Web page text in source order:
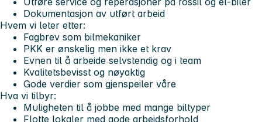
Dokumentasjon av utført arbeid
Hvem vi leter etter:
Fagbrev som bilmekaniker
PKK er ønskelig men ikke et krav
Evnen til å arbeide selvstendig og i team
Kvalitetsbevisst og nøyaktig
Gode verdier som gjenspeiler våre
Hva vi tilbyr:
Muligheten til å jobbe med mange biltyper
Flotte lokaler med gode arbeidsforhold